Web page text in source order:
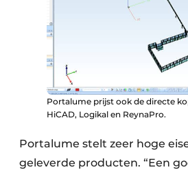
Portalume prijst ook de directe
HiCAD, Logikal en ReynaPro.
Portalume stelt zeer hoge
geleverde producten. “Een